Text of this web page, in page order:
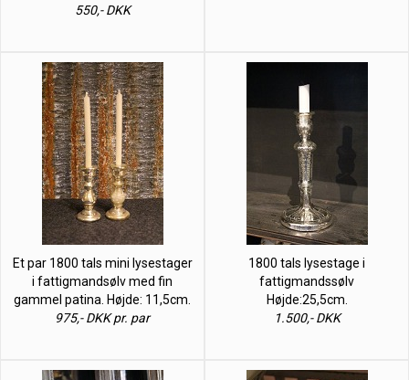
550,- DKK
Et par 1800 tals mini lysestager
i fattigmandsølv med fin
gammel patina. Højde: 11,5cm.
975,- DKK pr. par
1800 tals lysestage i
fattigmandssølv
Højde:25,5cm.
1.500,- DKK